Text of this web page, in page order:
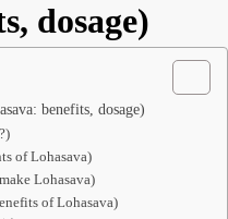
dosage)
benefits, dosage)
of Lohasava)
Lohasava)
of Lohasava)